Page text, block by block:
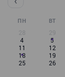
ПН ВТ
28 29
4
5
11
12
18
19
25
26